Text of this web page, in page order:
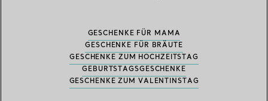
GESCHENKE FÜR MAMA
GESCHENKE FÜR BRÄUTE
GESCHENKE ZUM HOCHZEITSTAG
GEBURTSTAGSGESCHENKE
GESCHENKE ZUM VALENTINSTAG